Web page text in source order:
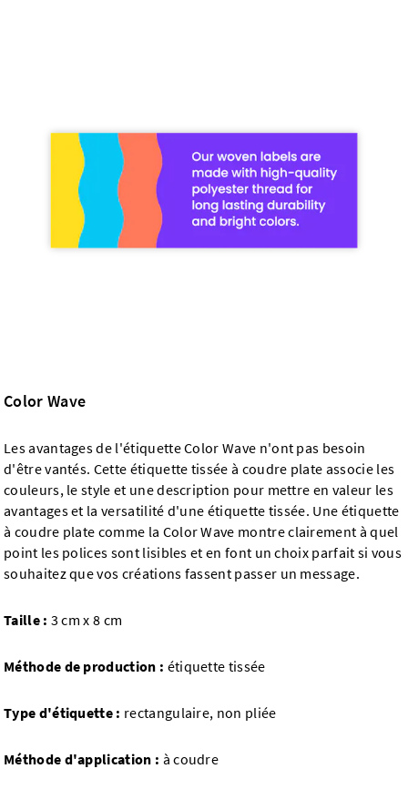
Color Wave
Les avantages de l'étiquette Color Wave n'ont pas besoin
d'être vantés. Cette étiquette tissée à coudre plate associe les
couleurs, le style et une description pour mettre en valeur les
avantages et la versatilité d'une étiquette tissée. Une étiquette
à coudre plate comme la Color Wave montre clairement à quel
point les polices sont lisibles et en font un choix parfait si vous
souhaitez que vos créations fassent passer un message.
Taille : 3 cm x 8 cm
Méthode de production : étiquette tissée
Type d'étiquette : rectangulaire, non pliée
Méthode d'application : à coudre